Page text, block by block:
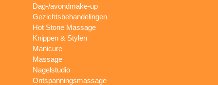
Dag-/avondmake-up
Gezichtsbehandelingen
Hot Stone Massage
Knippen & Stylen
Manicure
Massage
Nagelstudio
Ontspanningsmassage